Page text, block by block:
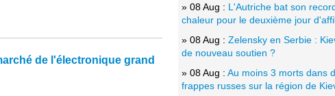
de l'électronique grand
» 08 Aug : L'Autriche bat son
chaleur pour le deuxième jour
» 08 Aug : Zelensky en Serbie :
de nouveau soutien ?
» 08 Aug : Au moins 3 morts dans
frappes russes sur la région de